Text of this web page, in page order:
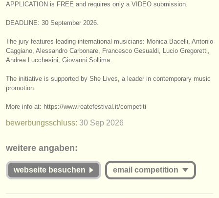
rss feeds
nachrichten in der klassischen musik
verlage:
anzeige veröffentlichen
APPLICATION is FREE and requires only a VIDEO submission.
DEADLINE: 30 September 2026.
The jury features leading international musicians: Monica Bacelli, Antonio
Caggiano, Alessandro Carbonare, Francesco Gesualdi, Lucio Gregoretti,
Andrea Lucchesini, Giovanni Sollima.
The initiative is supported by She Lives, a leader in contemporary music
promotion.
More info at: https://www.reatefestival.it/competiti
bewerbungsschluss: 30 Sep 2026
weitere angaben:
webseite besuchen email competition